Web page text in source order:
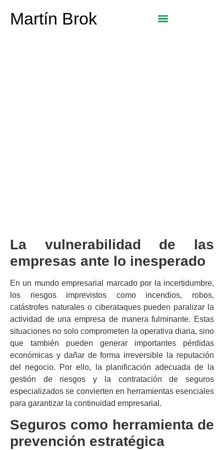
Martín Brok
La vulnerabilidad de las
empresas ante lo inesperado
En un mundo empresarial marcado por la incertidumbre,
los riesgos imprevistos como incendios, robos,
catástrofes naturales o ciberataques pueden paralizar la
actividad de una empresa de manera fulminante. Estas
situaciones no solo comprometen la operativa diaria, sino
que también pueden generar importantes pérdidas
económicas y dañar de forma irreversible la reputación
del negocio. Por ello, la planificación adecuada de la
gestión de riesgos y la contratación de seguros
especializados se convierten en herramientas esenciales
para garantizar la continuidad empresarial.
Seguros como herramienta de
prevención estratégica